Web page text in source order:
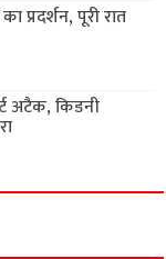
प्रदर्शन, पूरी रात
अटैक, किडनी